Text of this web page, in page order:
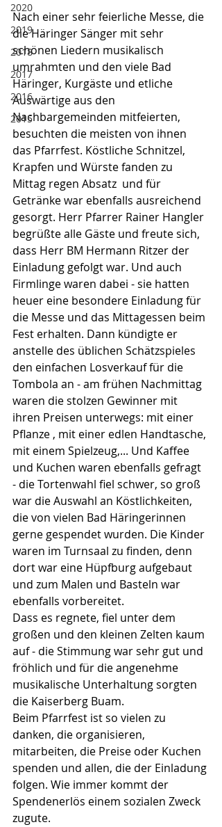
2020
2019
2018
2017
2016
2015
Nach einer sehr feierliche Messe, die
die Häringer Sänger mit sehr
schönen Liedern musikalisch
umrahmten und den viele Bad
Häringer, Kurgäste und etliche
Auswärtige aus den
Nachbargemeinden mitfeierten,
besuchten die meisten von ihnen
das Pfarrfest. Köstliche Schnitzel,
Krapfen und Würste fanden zu
Mittag regen Absatz  und für
Getränke war ebenfalls ausreichend
gesorgt. Herr Pfarrer Rainer Hangler
begrüßte alle Gäste und freute sich,
dass Herr BM Hermann Ritzer der
Einladung gefolgt war. Und auch
Firmlinge waren dabei - sie hatten
heuer eine besondere Einladung für
die Messe und das Mittagessen beim
Fest erhalten. Dann kündigte er
anstelle des üblichen Schätzspieles
den einfachen Losverkauf für die
Tombola an - am frühen Nachmittag
waren die stolzen Gewinner mit
ihren Preisen unterwegs: mit einer
Pflanze , mit einer edlen Handtasche,
mit einem Spielzeug,... Und Kaffee
und Kuchen waren ebenfalls gefragt
- die Tortenwahl fiel schwer, so groß
war die Auswahl an Köstlichkeiten,
die von vielen Bad Häringerinnen
gerne gespendet wurden. Die Kinder
waren im Turnsaal zu finden, denn
dort war eine Hüpfburg aufgebaut
und zum Malen und Basteln war
ebenfalls vorbereitet.
Dass es regnete, fiel unter dem
großen und den kleinen Zelten kaum
auf - die Stimmung war sehr gut und
fröhlich und für die angenehme
musikalische Unterhaltung sorgten
die Kaiserberg Buam.
Beim Pfarrfest ist so vielen zu
danken, die organisieren,
mitarbeiten, die Preise oder Kuchen
spenden und allen, die der Einladung
folgen. Wie immer kommt der
Spendenerlös einem sozialen Zweck
zugute.